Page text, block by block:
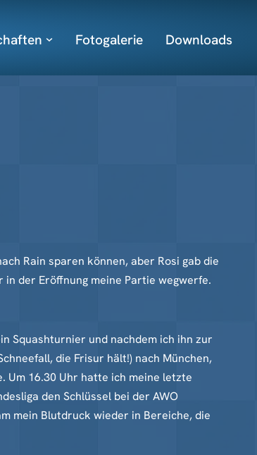
Fotogalerie Downloads
Rain sparen können, aber Rosi gab die
der Eröffnung meine Partie wegwerfe.
Squashturnier und nachdem ich ihn zur
die Frisur hält!) nach München,
Um 16.30 Uhr hatte ich meine letzte
den Schlüssel bei der AWO
mein Blutdruck wieder in Bereiche, die